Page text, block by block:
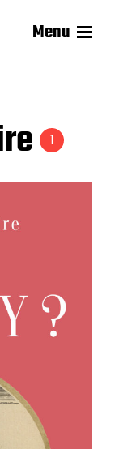
Menu
1